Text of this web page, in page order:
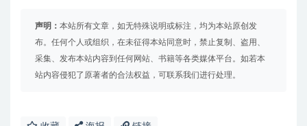
声明： 本站所有文章，如无特殊说明或标注，均为本站原创发
布。任何个人或组织，在未征得本站同意时，禁止复制、盗用、
采集、发布本站内容到任何网站、书籍等各类媒体平台。如若本
站内容侵犯了原著者的合法权益，可联系我们进行处理。